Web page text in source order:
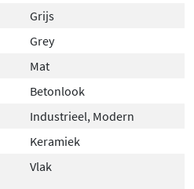
Grijs
Grey
Mat
Betonlook
Industrieel, Modern
Keramiek
Vlak